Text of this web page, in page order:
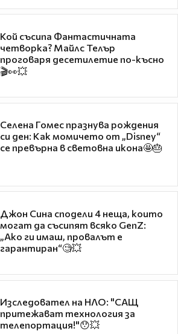
Кой съсипа Фантастичната
четворка? Майлс Телър
проговаря десетилетие по-късно
🎬👀💥
Селена Гомес празнува рождения
си ден: Как момичето от „Disney“
се превърна в световна икона🤩🎂
Джон Сина сподели 4 неща, които
могат да съсипят всяко GenZ:
„Ако ги имаш, провалът е
гарантиран“🧐💥
Изследовател на НЛО: "САЩ
притежават технология за
телепортация!"😯💥